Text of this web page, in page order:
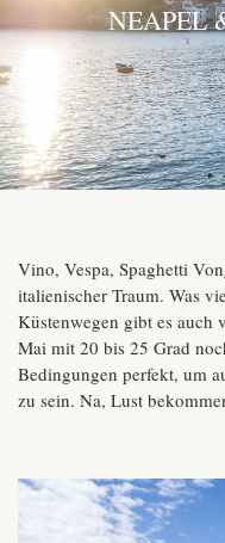
NEAPEL
Vino, Vespa, Spaghetti
italienischer Traum. Was
Küstenwegen gibt es auch
Mai mit 20 bis 25 Grad
Bedingungen perfekt, um
zu sein. Na, Lust